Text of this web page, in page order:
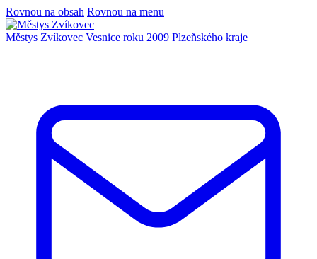
Rovnou na obsah Rovnou na menu
Městys Zvíkovec Vesnice roku 2009 Plzeňského kraje